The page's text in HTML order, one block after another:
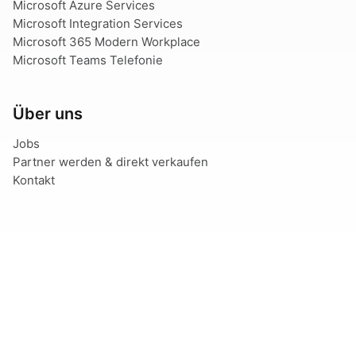
Microsoft Azure Services
Microsoft Integration Services
Microsoft 365 Modern Workplace
Microsoft Teams Telefonie
Über uns
Jobs
Partner werden & direkt verkaufen
Kontakt